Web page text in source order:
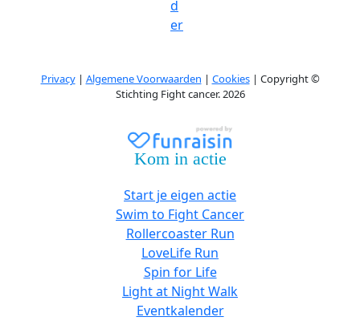
d
er
Privacy| Algemene Voorwaarden | Cookies| Copyright ©
Stichting Fight cancer. 2026
Kom in actie
Start je eigen actie
Swim to Fight Cancer
Rollercoaster Run
LoveLife Run
Spin for Life
Light at Night Walk
Eventkalender